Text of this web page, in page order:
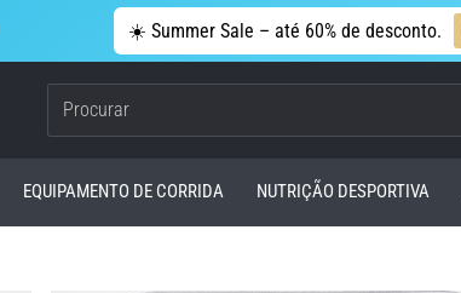
☀️ Summer Sale – até 60% de desconto.
EQUIPAMENTO DE CORRIDA NUTRIÇÃO DESPORTIVA